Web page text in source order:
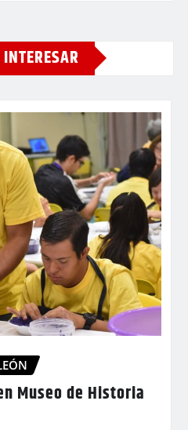
Museo de Historia